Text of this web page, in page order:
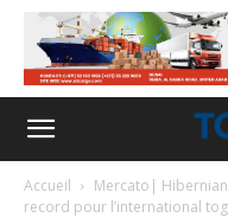
Accueil
Mercato| Hibernian
record pour l’international